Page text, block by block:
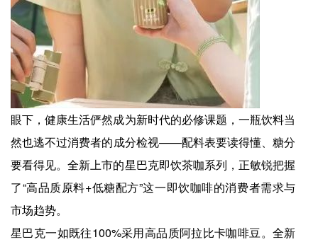
眼下，健康生活俨然成为新时代的必修课题，一瓶饮料当
然也逃不过消费者的成分检视——配料表要读得懂、糖分
要看得见。全新上市的星巴克即饮茶咖系列，正敏锐把握
了“高品质原料+低糖配方”这一即饮咖啡的消费者需求与
市场趋势。
星巴克一如既往100%采用高品质阿拉比卡咖啡豆。全新